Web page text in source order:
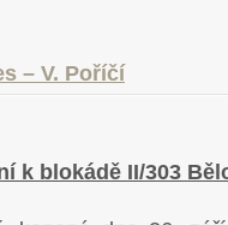
– V. Poříčí
k blokádě II/303